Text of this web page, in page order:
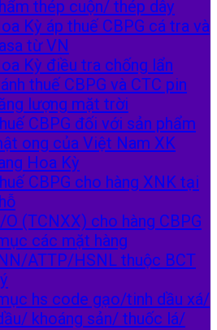
thép cuộn/ thép dây
Kỳ áp thuế CBPG cá tra và
từ VN
Kỳ điều tra chống lẩn
thuế CBPG và CTC pin
lượng mặt trời
CBPG đối với sản phẩm
ong của Việt Nam XK
Hoa Kỳ
CBPG cho hàng XNK tại
O (TCNXX) cho hàng CBPG
các mặt hàng
ATTP/HSNL thuộc BCT
hs code gạo/tinh dầu xá/
khoáng sản/ thuốc lá/